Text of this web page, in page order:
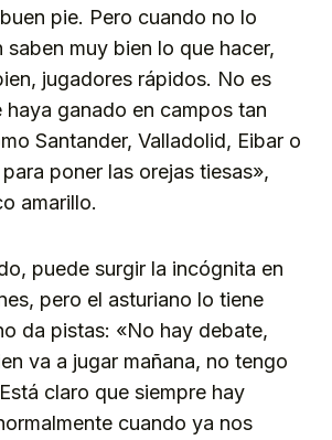
pie. Pero cuando no lo
saben muy bien lo que hacer,
jugadores rápidos. No es
haya ganado en campos tan
Santander, Valladolid, Eibar o
poner las orejas tiesas»,
amarillo.
puede surgir la incógnita en
pero el asturiano lo tiene
da pistas: «No hay debate,
va a jugar mañana, no tengo
claro que siempre hay
cuando ya nos